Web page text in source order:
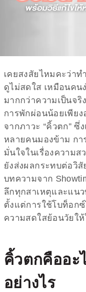
เคยสงสัยไหมคะว่าท
ดูไม่สดใส เหมือนคน
มากกว่าความเป็นจริ
การพักผ่อนน้อยเพีย
จากภาวะ “คิ้วตก” ซึ่
หลายคนมองข้าม ก
มั่นใจในเรื่องความส
ยังส่งผลกระทบต่อวิ
บทความจาก
ลึกทุกสาเหตุและแนว
ตั้งแต่การใช้โบท็อก
ความสดใสย้อนวัยใ
คิ้วตกคืออะ
อย่างไร